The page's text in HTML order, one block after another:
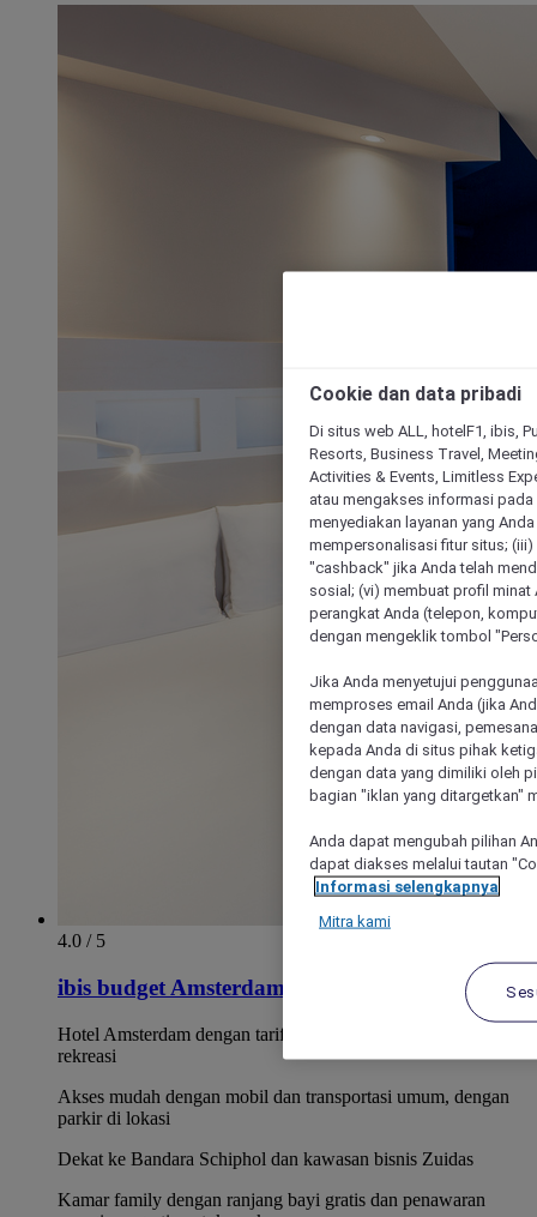
4.0 / 5
ibis budget Amsterdam City South
Hotel Amsterdam dengan tarif bersaing untuk bisnis atau
rekreasi
Akses mudah dengan mobil dan transportasi umum, dengan
parkir di lokasi
Dekat ke Bandara Schiphol dan kawasan bisnis Zuidas
Kamar family dengan ranjang bayi gratis dan penawaran
Cookie dan data pribadi
Di situs web ALL, hotelF1, ibis,
Resorts, Business Travel,
Activities & Events, Limitless
atau mengakses informasi
menyediakan layanan yang
mempersonalisasi fitur situs;
"cashback" jika Anda telah
sosial; (vi) membuat profil
perangkat Anda (telepon,
dengan mengeklik tombol
Jika Anda menyetujui
memproses email Anda (jika
dengan data navigasi,
kepada Anda di situs pihak
dengan data yang dimiliki oleh
bagian "iklan yang ditargetkan"
Anda dapat mengubah pilihan
dapat diakses melalui tautan
Informasi selengkapnya
Mitra kami